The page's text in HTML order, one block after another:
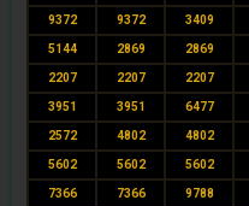
9372 9372 3409
5144 2869 2869
2207 2207 2207
3951 3951 6477
2572 4802 4802
5602 5602 5602
7366 7366 9788